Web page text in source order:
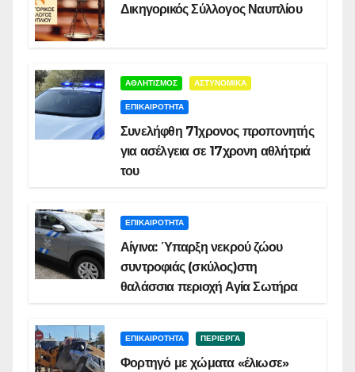
Δικηγορικός Σύλλογος Ναυπλίου
ΑΘΛΗΤΙΣΜΟΣ ΑΣΤΥΝΟΜΙΚΑ
ΕΠΙΚΑΙΡΟΤΗΤΑ
Συνελήφθη 71χρονος προπονητής
για ασέλγεια σε 17χρονη αθλήτριά
του
ΕΠΙΚΑΙΡΟΤΗΤΑ
Αίγινα: Ύπαρξη νεκρού ζώου
συντροφιάς (σκύλος)στη
θαλάσσια περιοχή Αγία Σωτήρα
ΕΠΙΚΑΙΡΟΤΗΤΑ ΠΕΡΙΕΡΓΑ
Φορτηγό με χώματα «έλιωσε»